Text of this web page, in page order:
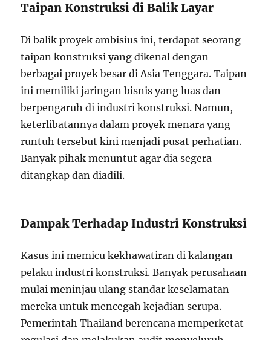
Taipan Konstruksi di Balik Layar
Di balik proyek ambisius ini, terdapat seorang
taipan konstruksi yang dikenal dengan
berbagai proyek besar di Asia Tenggara. Taipan
ini memiliki jaringan bisnis yang luas dan
berpengaruh di industri konstruksi. Namun,
keterlibatannya dalam proyek menara yang
runtuh tersebut kini menjadi pusat perhatian.
Banyak pihak menuntut agar dia segera
ditangkap dan diadili.
Dampak Terhadap Industri Konstruksi
Kasus ini memicu kekhawatiran di kalangan
pelaku industri konstruksi. Banyak perusahaan
mulai meninjau ulang standar keselamatan
mereka untuk mencegah kejadian serupa.
Pemerintah Thailand berencana memperketat